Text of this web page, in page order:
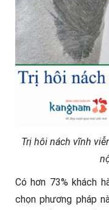
Trị hôi nách vĩnh
Có hơn 73% khách
chọn phương pháp